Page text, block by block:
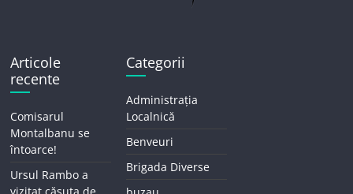
Articole
recente
Comisarul
Montalbanu se
întoarce!
Ursul Rambo a
Categorii
Administrația
Localnică
Benveuri
Brigada Diverse